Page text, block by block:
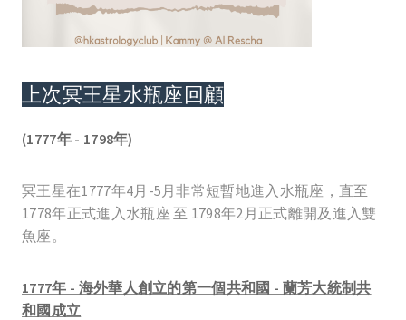
上次冥王星水瓶座回顧
(1777年 - 1798年)
冥王星在1777年4月-5月非常短暫地進入水瓶座，直至
1778年正式進入水瓶座 至 1798年2月正式離開及進入雙
魚座。
1777年 - 海外華人創立的第一個共和國 - 蘭芳大統制共
和國成立